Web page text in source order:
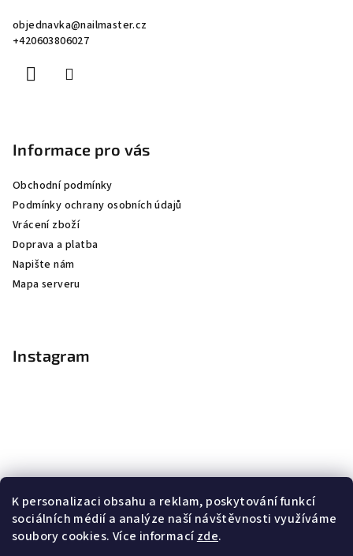
K personalizaci obsahu a reklam, poskytování funkcí
sociálních médií a analýze naší návštěvnosti využíváme
soubory cookies. Více informacízde.
objednavka@nailmaster.cz
+420603806027
Informace pro vás
Obchodní podmínky
Podmínky ochrany osobních údajů
Vrácení zboží
Doprava a platba
Napište nám
Mapa serveru
Instagram